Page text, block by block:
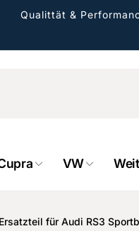
Qualittät &
VW
für Audi RS3